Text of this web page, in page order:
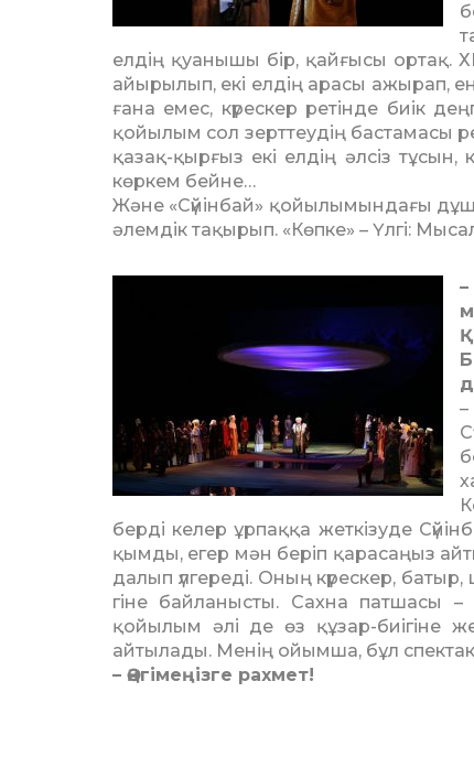
ел­дің қуанышы бір, қайғысы ор­тақ.
айы­рылып, екі елдің арасы ажы­рап,
ғана емес, күрескер ретінде биік
қойы­лым сол зерттеудің бастамасы
қазақ-қырғыз екі елдің әлсіз
көркем бей­не…
Және «Сүйінбай» қойылымын­дағы
әлемдік тақырып. «Көпке» – Үлгі:
берді келер ұрпаққа жеткізуде
қым­ды, егер мән беріп қара­саңыз
да­лып үлгереді. Оның күрескер,
гіне байланысты. Сахна патшасы
қойылым әлі де өз құзар-биігіне
айтылады. Менің ойым­­ша, бұл
– Әңгімеңізге рахмет!